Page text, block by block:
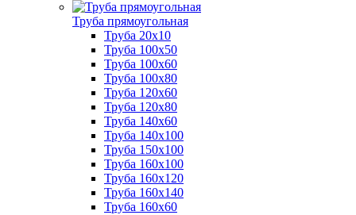
Труба прямоугольная
Труба 20x10
Труба 100x50
Труба 100x60
Труба 100x80
Труба 120x60
Труба 120x80
Труба 140x60
Труба 140x100
Труба 150x100
Труба 160x100
Труба 160x120
Труба 160x140
Труба 160x60